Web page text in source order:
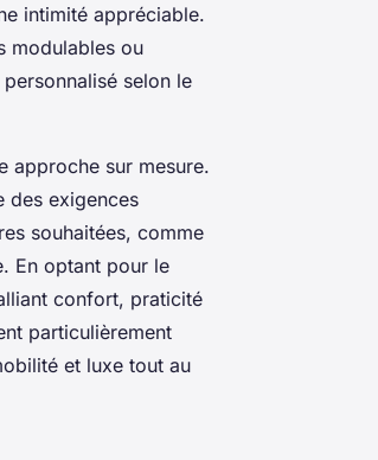
intimité appréciable.
modulables ou
selon le
approche sur mesure.
des exigences
souhaitées, comme
En optant pour le
confort, praticité
particulièrement
et luxe tout au